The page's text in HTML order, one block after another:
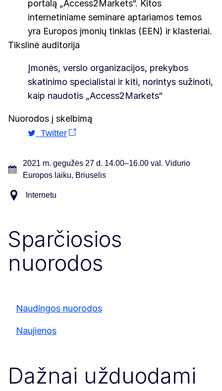
portalą „Access2Markets“. Kitos
internetiniame seminare aptariamos temos
yra Europos įmonių tinklas (EEN) ir klasteriai.
Tikslinė auditorija
Įmonės, verslo organizacijos, prekybos
skatinimo specialistai ir kiti, norintys sužinoti,
kaip naudotis „Access2Markets“
Nuorodos į skelbimą
Twitter
2021 m. gegužės 27 d. 14.00–16.00 val. Vidurio
Europos laiku, Briuselis
Internetu
Sparčiosios
nuorodos
Naudingos nuorodos
Naujienos
Dažnai užduodami